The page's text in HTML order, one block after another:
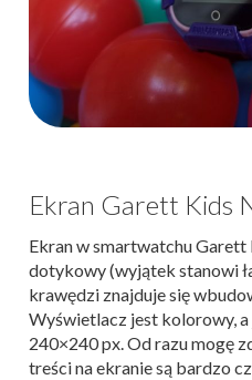
Ekran Garett Kids
Ekran w smartwatchu Garett
dotykowy (wyjątek stanowi
krawędzi znajduje się
Wyświetlacz jest kolorowy,
240×240 px. Od razu mogę
treści na ekranie są bardzo